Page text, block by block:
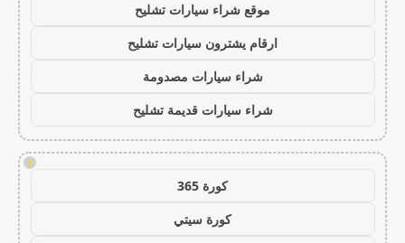
موقع شراء سيارات تشليح
ارقام يشترون سيارات تشليح
شراء سيارات مصدومة
شراء سيارات قديمة تشليح
!
كورة 365
كورة سيتي